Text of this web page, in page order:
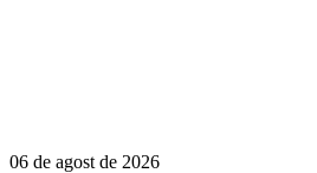
06 de agost de 2026